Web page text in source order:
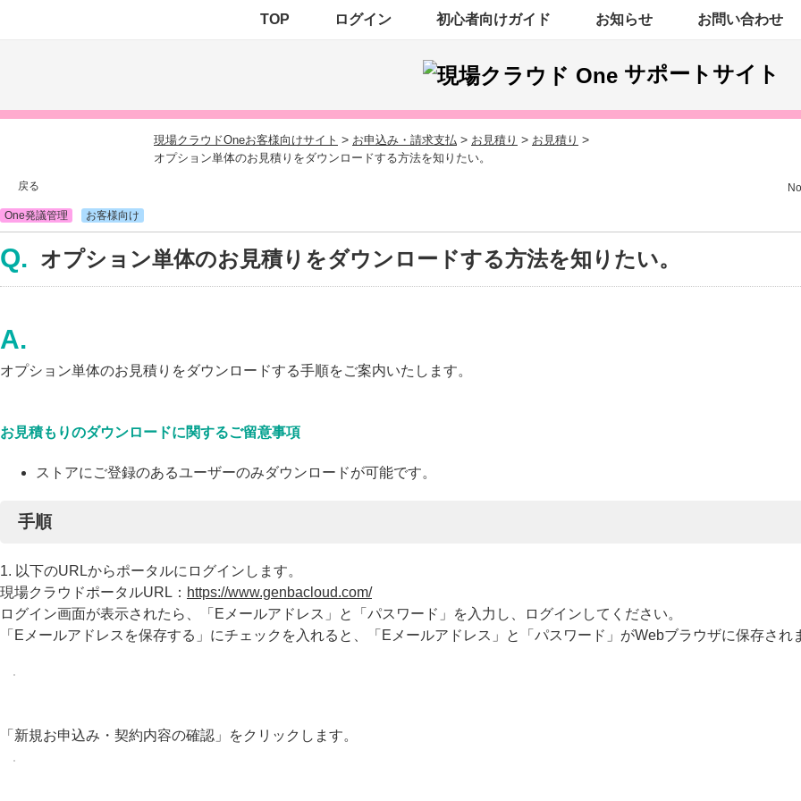
TOP ログイン 初心者向けガイド お知らせ お問い合わせ
サポートサイト
現場クラウドOneお客様向けサイト > お申込み・請求支払 > お見積り > お見積り >
オプション単体のお見積りをダウンロードする方法を知りたい。
戻る
One発議管理 お客様向け
オプション単体のお見積りをダウンロードする方法を知りたい。
オプション単体のお見積りをダウンロードする手順をご案内いたします。
お見積もりのダウンロードに関するご留意事項
ストアにご登録のあるユーザーのみダウンロードが可能です。
手順
1. 以下のURLからポータルにログインします。
現場クラウドポータルURL： https://www.genbacloud.com/
ログイン画面が表示されたら、「Eメールアドレス」と「パスワード」を入力し、ログインしてください。
「Eメールアドレスを保存する」にチェックを入れると、「Eメールアドレス」と「パスワード」がWebブラウザに保存され
「新規お申込み・契約内容の確認」をクリックします。